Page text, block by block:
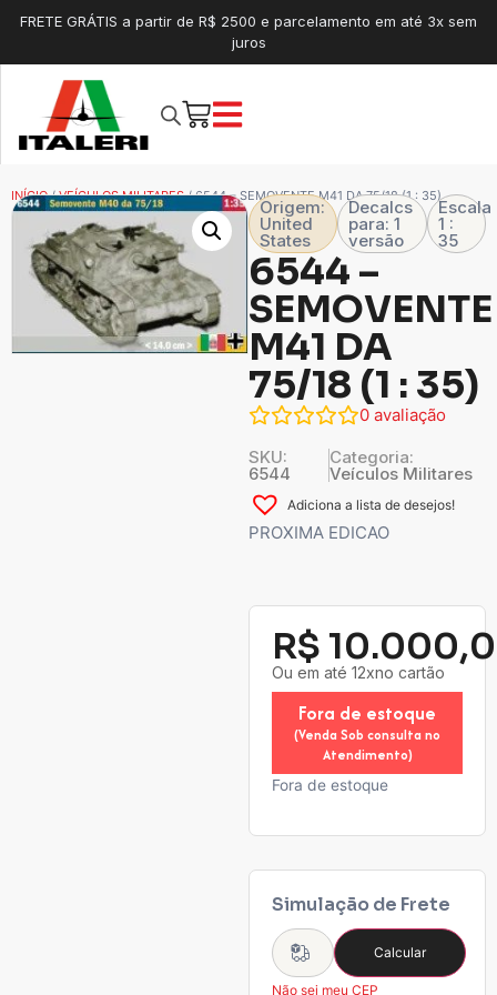
FRETE GRÁTIS a partir de R$ 2500 e parcelamento em até 3x sem
juros
INÍCIO/VEÍCULOS MILITARES/ 6544 – SEMOVENTE M41 DA 75/18 (1 : 35)
Origem:
United
States
Decalcs
para: 1
versão
Escala
1 :
35
6544 –
SEMOVENTE
M41 DA
75/18 (1 : 35)
0 avaliação
SKU:
6544
Categoria:
Veículos Militares
Adiciona a lista de desejos!
PROXIMA EDICAO
R$
Ou em até 12xno cartão
Fora de estoque
(Venda Sob consulta no
Atendimento)
Fora de estoque
Simulação de Frete
Calcular
Não sei meu CEP